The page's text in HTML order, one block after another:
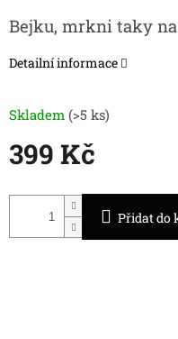
399 Kč
cena:
Skladem (>5 ks)
Přidat do
Bejku, mrkni taky
Detailní informace